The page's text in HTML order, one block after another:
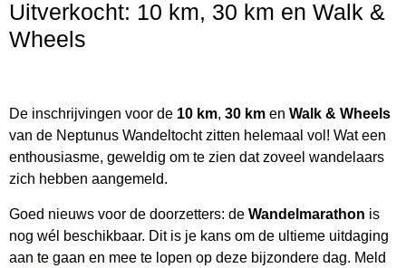
Uitverkocht: 10 km, 30 km en Walk &
Wheels
De inschrijvingen voor de 10 km, 30 km en Walk & Wheels
van de Neptunus Wandeltocht zitten helemaal vol! Wat een
enthousiasme, geweldig om te zien dat zoveel wandelaars
zich hebben aangemeld.
Goed nieuws voor de doorzetters: de Wandelmarathon is
nog wél beschikbaar. Dit is je kans om de ultieme uitdaging
aan te gaan en mee te lopen op deze bijzondere dag. Meld